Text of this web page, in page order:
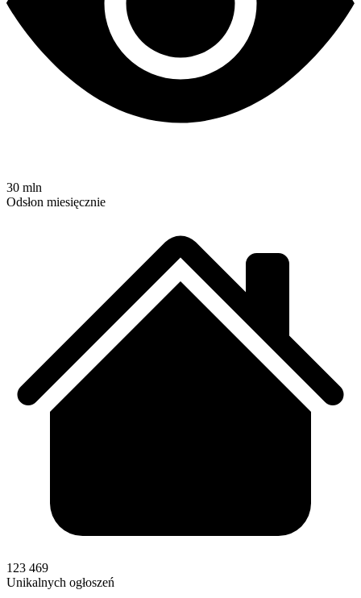
30 mln
Odsłon miesięcznie
123 469
Unikalnych ogłoszeń